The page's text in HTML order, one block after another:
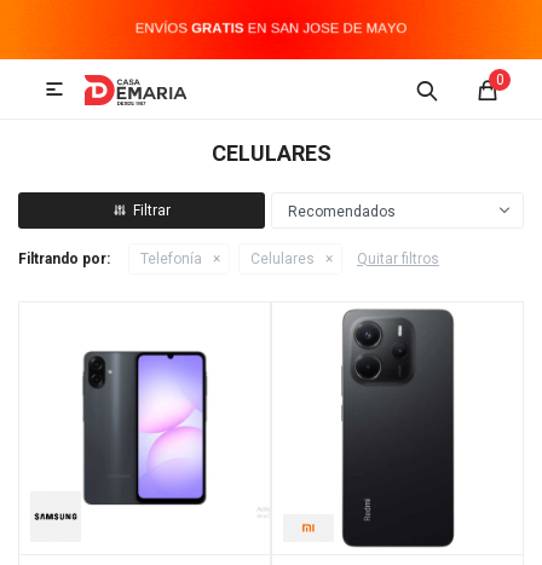
0

CELULARES
Recomendados
Filtrando por: Telefonía Celulares Quitar filtros
MI CUENTA
Imagen y Sonido Hogar
Televisores y accesorios
Accesorios